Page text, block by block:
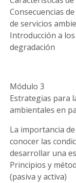
Consecuencias
de servicios
Introducción a
degradación
Módulo 3
Estrategias para
ambientales en
La importancia
conocer las
desarrollar una
Principios y
(pasiva y activa)